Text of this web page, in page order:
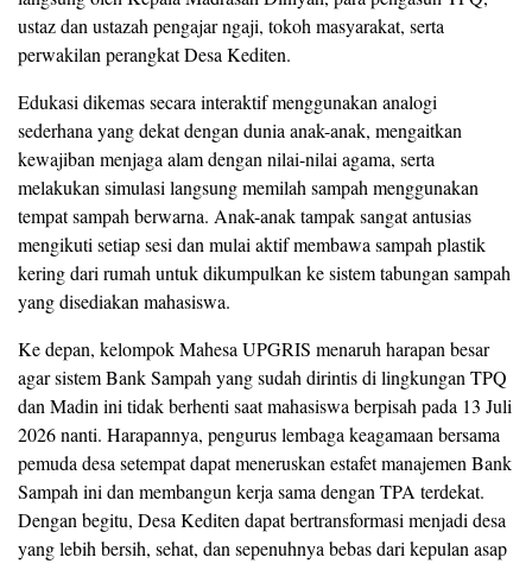
ustaz dan ustazah pengajar ngaji, tokoh masyarakat, serta
perwakilan perangkat Desa Kediten.
Edukasi dikemas secara interaktif menggunakan analogi
sederhana yang dekat dengan dunia anak-anak, mengaitkan
kewajiban menjaga alam dengan nilai-nilai agama, serta
melakukan simulasi langsung memilah sampah menggunakan
tempat sampah berwarna. Anak-anak tampak sangat antusias
mengikuti setiap sesi dan mulai aktif membawa sampah plastik
kering dari rumah untuk dikumpulkan ke sistem tabungan sampah
yang disediakan mahasiswa.
Ke depan, kelompok Mahesa UPGRIS menaruh harapan besar
agar sistem Bank Sampah yang sudah dirintis di lingkungan TPQ
dan Madin ini tidak berhenti saat mahasiswa berpisah pada 13 Juli
2026 nanti. Harapannya, pengurus lembaga keagamaan bersama
pemuda desa setempat dapat meneruskan estafet manajemen Bank
Sampah ini dan membangun kerja sama dengan TPA terdekat.
Dengan begitu, Desa Kediten dapat bertransformasi menjadi desa
yang lebih bersih, sehat, dan sepenuhnya bebas dari kepulan asap